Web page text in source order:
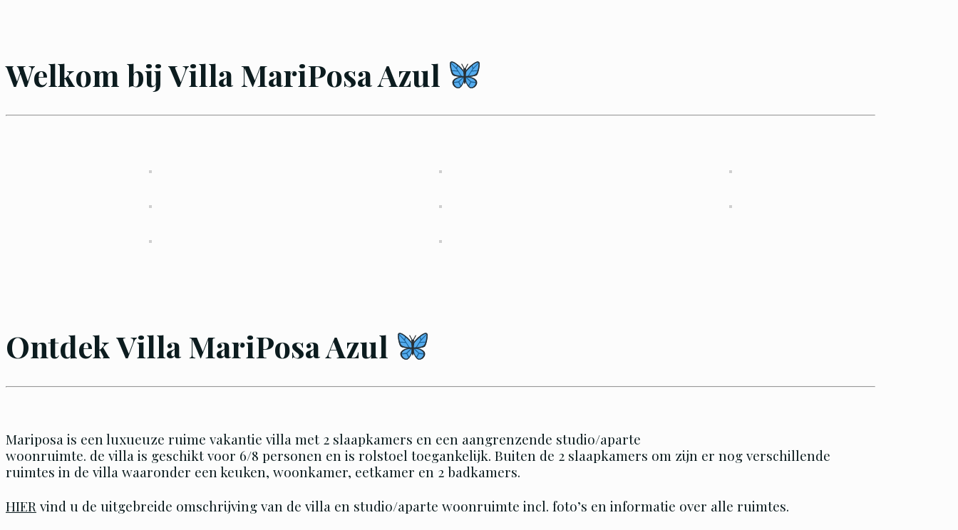
Welkom bij Villa MariPosa Azul
Ontdek Villa MariPosa Azul
Mariposa is een luxueuze ruime vakantie villa met 2 slaapkamers en een aangrenzende studio/aparte
woonruimte. de villa is geschikt voor 6/8 personen en is rolstoel toegankelijk. Buiten de 2 slaapkamers om zijn er nog verschillende
ruimtes in de villa waaronder een keuken, woonkamer, eetkamer en 2 badkamers.
HIERvind u de uitgebreide omschrijving van de villa en studio/aparte woonruimte incl. foto’s en informatie over alle ruimtes.